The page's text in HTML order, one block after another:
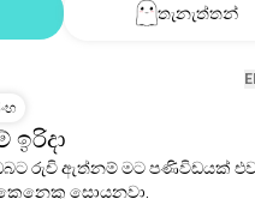
තැනැත්තන්
රුචි ඇත්නම් මට පණිවිඩයක්
සොයනවා.